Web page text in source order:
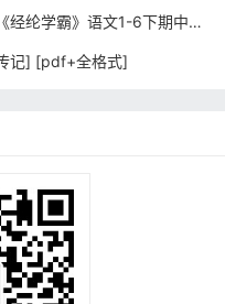
五年级下册 5下 语文期中复习资料-《经纶学霸》语文1-6下期中复习资料
记] [pdf+全格式]